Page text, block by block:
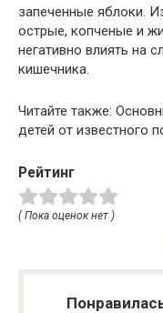
запеченные яблоки.
острые, копченые и
негативно влиять на
кишечника.
Читайте также:
детей от известного
Рейтинг
( Пока оценок нет )